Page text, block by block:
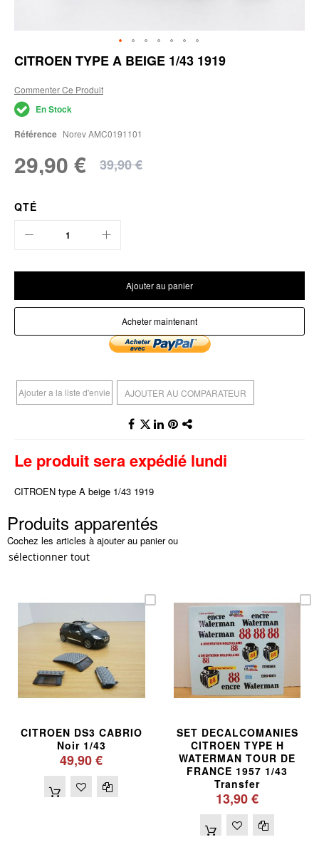
Skip
to
beginning
of
the
images
gallery
CITROEN TYPE A BEIGE 1/43 1919
Commenter Ce Produit
En Stock
Référence Norev AMC0191101
29,90 € 39,90 €
QTÉ
Ajouter au panier
Acheter maintenant
Ajouter a la liste d'envie AJOUTER AU COMPARATEUR
Le produit sera expédié lundi
CITROEN type A beige 1/43 1919
Produits apparentés
Cochez les articles à ajouter au panier ou
sélectionner tout
CITROEN DS3 CABRIO
Noir 1/43
49,90 €
SET DECALCOMANIES
CITROEN TYPE H
WATERMAN TOUR DE
FRANCE 1957 1/43
Transfer
13,90 €